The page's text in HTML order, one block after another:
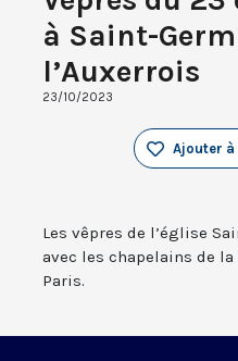
à Saint-
l’Auxerrois
23/10/2023
Ajouter
Les vêpres de l’église
avec les chapelains de
Paris.